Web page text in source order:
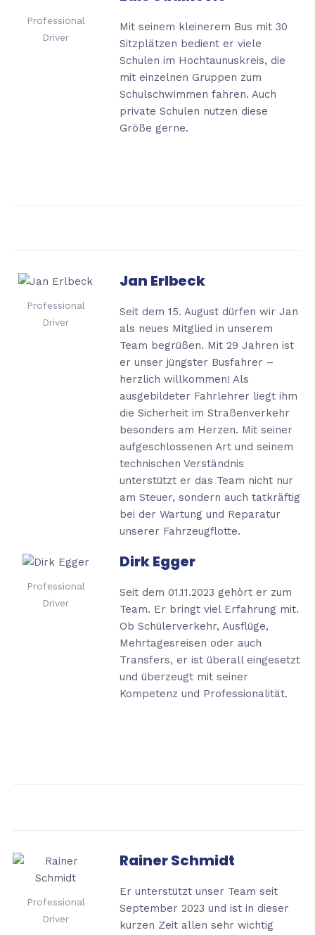
Professional
Driver
Mit seinem kleinerem Bus mit 30
Sitzplätzen bedient er viele
Schulen im Hochtaunuskreis, die
mit einzelnen Gruppen zum
Schulschwimmen fahren. Auch
private Schulen nutzen diese
Größe gerne.
Professional
Driver
Jan Erlbeck
Seit dem 15. August dürfen wir Jan
als neues Mitglied in unserem
Team begrüßen. Mit 29 Jahren ist
er unser jüngster Busfahrer –
herzlich willkommen! Als
ausgebildeter Fahrlehrer liegt ihm
die Sicherheit im Straßenverkehr
besonders am Herzen. Mit seiner
aufgeschlossenen Art und seinem
technischen Verständnis
unterstützt er das Team nicht nur
am Steuer, sondern auch tatkräftig
bei der Wartung und Reparatur
unserer Fahrzeugflotte.
Professional
Driver
Dirk Egger
Seit dem 01.11.2023 gehört er zum
Team. Er bringt viel Erfahrung mit.
Ob Schülerverkehr, Ausflüge,
Mehrtagesreisen oder auch
Transfers, er ist überall eingesetzt
und überzeugt mit seiner
Kompetenz und Professionalität.
Professional
Driver
Rainer Schmidt
Er unterstützt unser Team seit
September 2023 und ist in dieser
kurzen Zeit allen sehr wichtig